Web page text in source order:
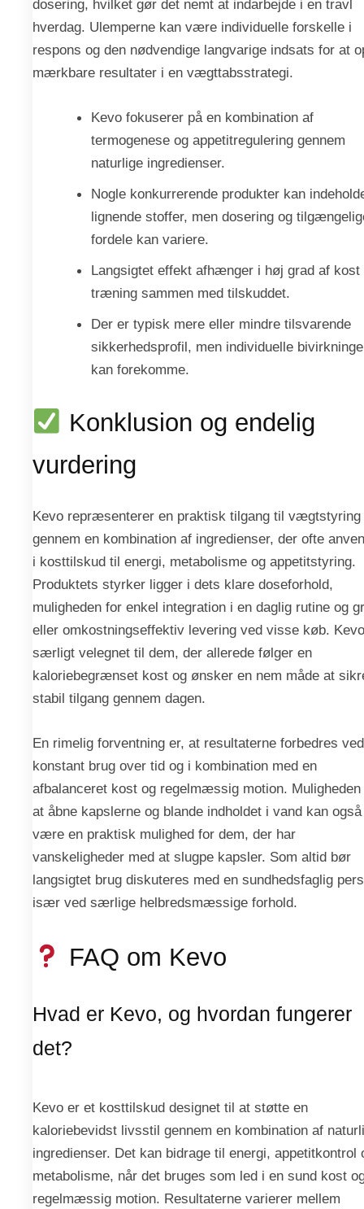
dosering, hvilket gør det nemt at indarbejde i en travl
hverdag. Ulemperne kan være individuelle forskelle i
respons og den nødvendige langvarige indsats for at
mærkbare resultater i en vægttabsstrategi.
Kevo fokuserer på en kombination af
termogenese og appetitregulering gennem
naturlige ingredienser.
Nogle konkurrerende produkter kan
lignende stoffer, men dosering og
fordele kan variere.
Langsigtet effekt afhænger i høj grad af kost
træning sammen med tilskuddet.
Der er typisk mere eller mindre tilsvarende
sikkerhedsprofil, men individuelle
kan forekomme.
Konklusion og endelig
vurdering
Kevo repræsenterer en praktisk tilgang til vægtstyring
gennem en kombination af ingredienser, der ofte
i kosttilskud til energi, metabolisme og appetitstyring.
Produktets styrker ligger i dets klare doseforhold,
muligheden for enkel integration i en daglig rutine og
eller omkostningseffektiv levering ved visse køb.
særligt velegnet til dem, der allerede følger en
kaloriebegrænset kost og ønsker en nem måde at
stabil tilgang gennem dagen.
En rimelig forventning er, at resultaterne forbedres ved
konstant brug over tid og i kombination med en
afbalanceret kost og regelmæssig motion. Muligheden
at åbne kapslerne og blande indholdet i vand kan også
være en praktisk mulighed for dem, der har
vanskeligheder med at slugpe kapsler. Som altid bør
langsigtet brug diskuteres med en sundhedsfaglig
især ved særlige helbredsmæssige forhold.
FAQ om Kevo
Hvad er Kevo, og hvordan fungerer
det?
Kevo er et kosttilskud designet til at støtte en
kaloriebevidst livsstil gennem en kombination af
ingredienser. Det kan bidrage til energi, appetitkontrol
metabolisme, når det bruges som led i en sund kost
regelmæssig motion. Resultaterne varierer mellem